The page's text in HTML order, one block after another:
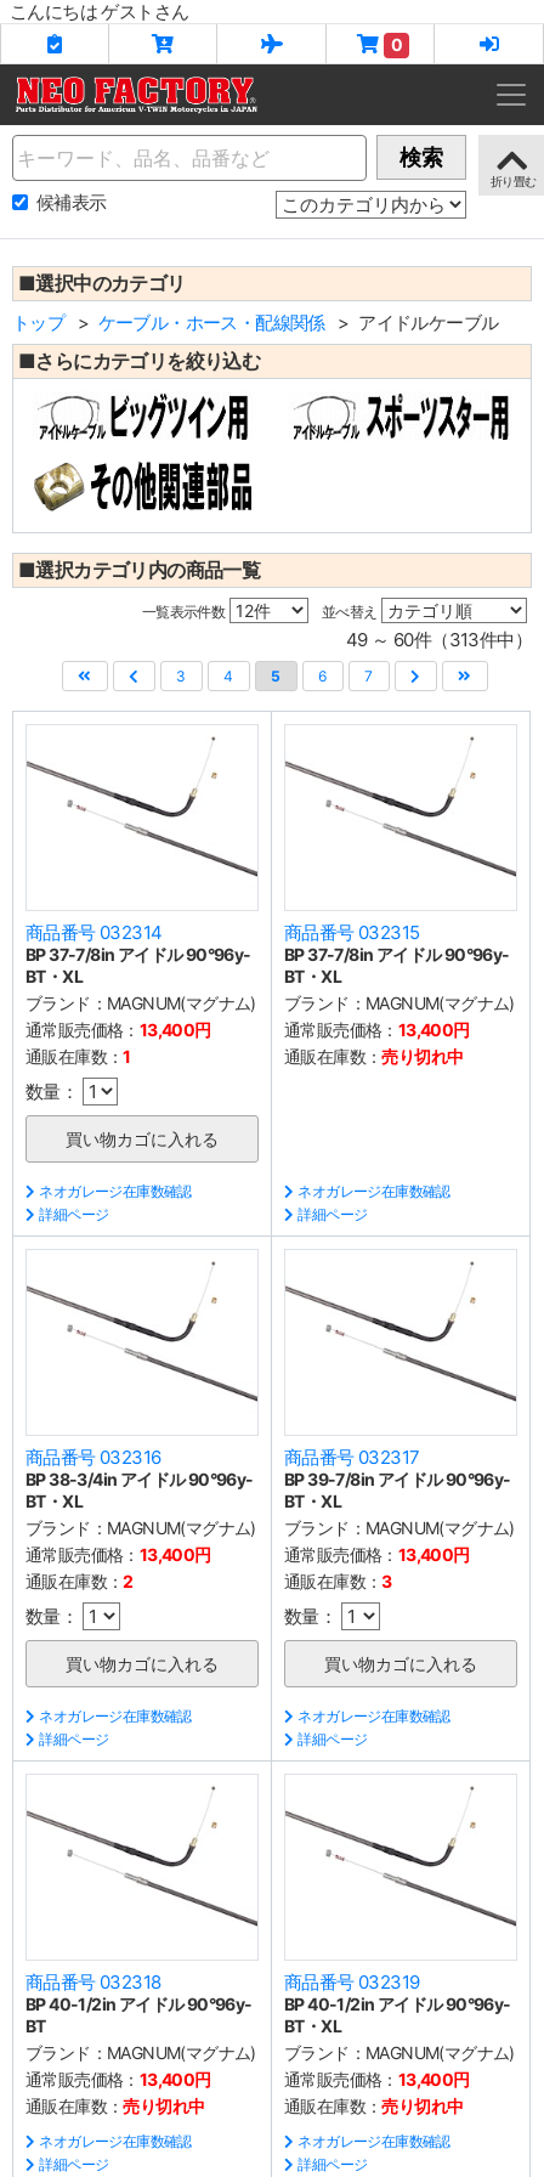
こんにちは ゲストさん
0
Name 検索
候補表示
■選択中のカテゴリ
トップ ケーブル・ホース・配線関係 アイドルケーブル
■さらにカテゴリを絞り込む
■選択カテゴリ内の商品一覧
一覧表示件数 並べ替え
49 ～ 60件（313件中）
3 4 5 6 7
商品番号 032314
BP 37-7/8in アイドル 90°96y-
BT・XL
ブランド： MAGNUM(マグナム)
通常販売価格： 13,400円
通販在庫数：1
数量：
ネオガレージ在庫数確認
詳細ページ
商品番号 032315
BP 37-7/8in アイドル 90°96y-
BT・XL
ブランド： MAGNUM(マグナム)
通常販売価格： 13,400円
通販在庫数：売り切れ中
ネオガレージ在庫数確認
詳細ページ
商品番号 032316
BP 38-3/4in アイドル 90°96y-
BT・XL
ブランド： MAGNUM(マグナム)
通常販売価格： 13,400円
通販在庫数：2
数量：
ネオガレージ在庫数確認
詳細ページ
商品番号 032317
BP 39-7/8in アイドル 90°96y-
BT・XL
ブランド： MAGNUM(マグナム)
通常販売価格： 13,400円
通販在庫数：3
数量：
ネオガレージ在庫数確認
詳細ページ
商品番号 032318
BP 40-1/2in アイドル 90°96y-
BT
ブランド： MAGNUM(マグナム)
通常販売価格： 13,400円
通販在庫数：売り切れ中
ネオガレージ在庫数確認
詳細ページ
商品番号 032319
BP 40-1/2in アイドル 90°96y-
BT・XL
ブランド： MAGNUM(マグナム)
通常販売価格： 13,400円
通販在庫数：売り切れ中
ネオガレージ在庫数確認
詳細ページ